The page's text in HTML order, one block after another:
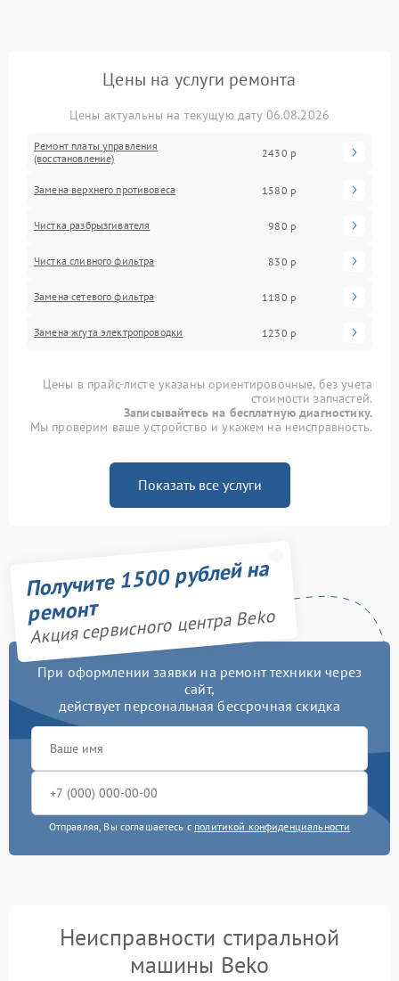
Цены на услуги ремонта
Цены актуальны на текущую дату 06.08.2026
Ремонт платы управления
(восстановление)
2430 р
Замена верхнего противовеса 1580 р
Чистка разбрызгивателя 980 р
Чистка сливного фильтра 830 р
Замена сетевого фильтра 1180 р
Замена жгута электропроводки 1230 р
Цены в прайс-листе указаны ориентировочные, без учета
стоимости запчастей.
Записывайтесь на бесплатную диагностику.
Мы проверим ваше устройство и укажем на неисправность.
Показать все услуги
Получите 1500 рублей на
ремонт
Акция сервисного центра Beko
При оформлении заявки на ремонт техники через
сайт,
действует персональная бессрочная скидка
Отправляя, Вы соглашаетесь с политикой конфиденциальности
Неисправности стиральной
машины Beko